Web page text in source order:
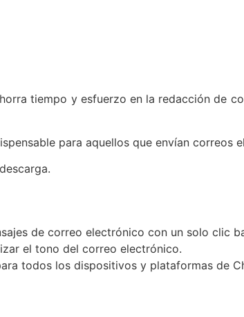
tiempo y esfuerzo en la redacción de
para aquellos que envían correos
de correo electrónico con un solo clic
el tono del correo electrónico.
todos los dispositivos y plataformas de